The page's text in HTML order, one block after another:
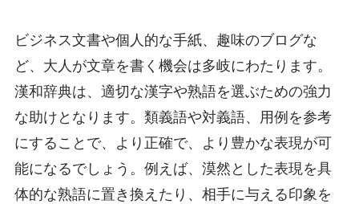
ビジネス文書や個人的な手紙、趣味のブログな
ど、大人が文章を書く機会は多岐にわたります。
漢和辞典は、適切な漢字や熟語を選ぶための強力
な助けとなります。類義語や対義語、用例を参考
にすることで、より正確で、より豊かな表現が可
能になるでしょう。例えば、漠然とした表現を具
体的な熟語に置き換えたり、相手に与える印象を